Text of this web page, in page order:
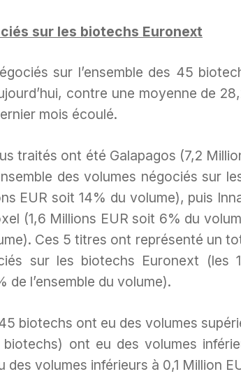
sur les biotechs Euronext
sur l’ensemble des 45
contre une moyenne de
mois écoulé.
traités ont été Galapagos (7,2
des volumes négociés sur
EUR soit 14% du volume), puis
(1,6 Millions EUR soit 6% du
Ces 5 titres ont représenté un
sur les biotechs Euronext (les
de l’ensemble du volume).
biotechs ont eu des volumes
ont eu des volumes
volumes inférieurs à 0,1 Million